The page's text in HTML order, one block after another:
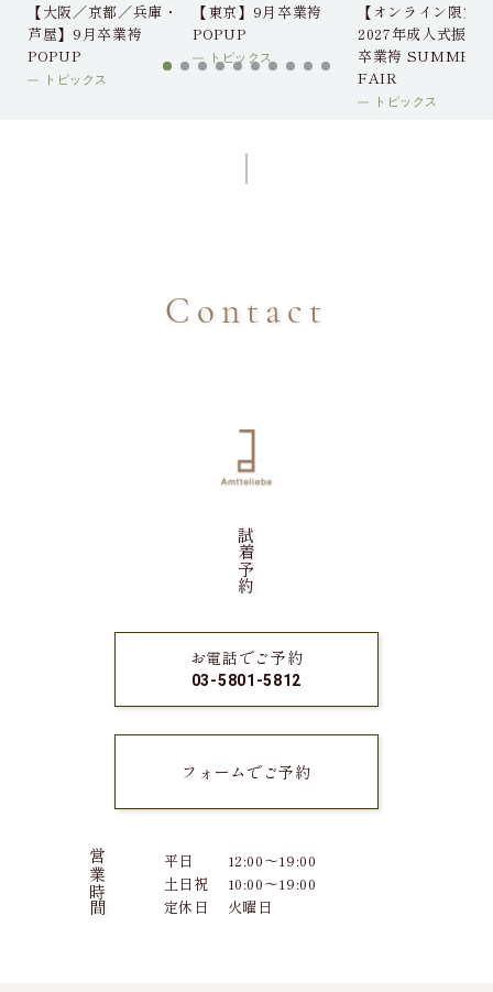
【大阪／京都／兵庫・
芦屋】9月卒業袴
POPUP
トピックス
【東京】9月卒業袴
POPUP
トピックス
【オンライン限定】
2027年成人式振袖
卒業袴 SUMMER
FAIR
トピックス
Contact
試着予約
お電話でご予約
03-5801-5812
フォームでご予約
営業時間 平日
12:00～19:00
土日祝
10:00～19:00
定休日
火曜日